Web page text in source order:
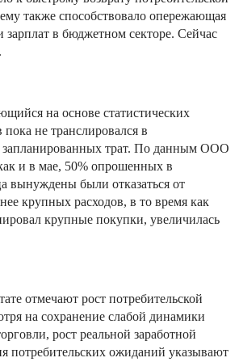
также способствовало опережающая
зарплат в бюджетном секторе. Сейчас
на основе статистических
не транслировался в
запланированных трат. По данным ООО
и в мае, 50% опрошенных в
вынуждены были отказаться от
крупных расходов, в то время как
крупные покупки, увеличилась
отмечают рост потребительской
на сохранение слабой динамики
рост реальной заработной
потребительских ожиданий указывают